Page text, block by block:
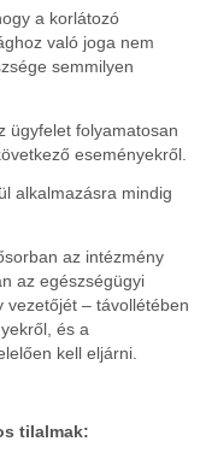
a korlátozó
való joga nem
semmilyen
ügyfelet folyamatosan
eseményekről.
alkalmazásra mindig
az intézmény
az egészségügyi
vezetőjét – távollétében
és a
kell eljárni.
tilalmak: